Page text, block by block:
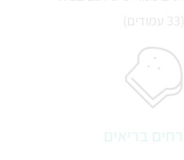
(33 עמודים)
בריאים